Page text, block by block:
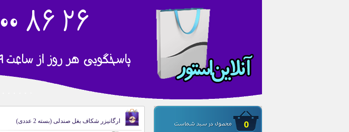
0 ارگانیزر شکاف بغل صندلی (بسته 2 عددی)